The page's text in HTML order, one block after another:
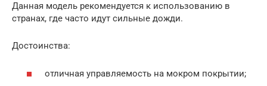
Данная модель рекомендуется к использованию в
странах, где часто идут сильные дожди.
Достоинства:
отличная управляемость на мокром покрытии;